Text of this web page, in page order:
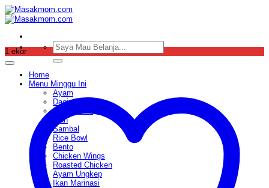
Skip
to
content
Pencarian
untuk:
Home
Menu Minggu Ini
Ayam
Daging
Sop & Soto
Ikan
Sambal
Rice Bowl
Bento
Chicken Wings
Roasted Chicken
Ayam Ungkep
Ikan Marinasi
1 ekor